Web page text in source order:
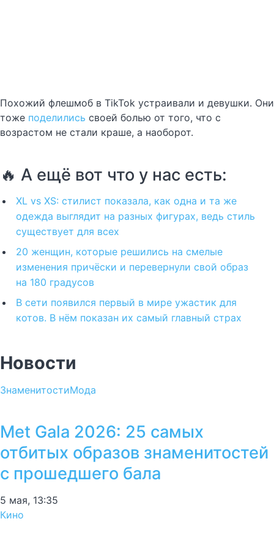
Похожий флешмоб в TikTok устраивали и девушки. Они
тоже поделились своей болью от того, что с
возрастом не стали краше, а наоборот.
🔥 А ещё вот что у нас есть:
XL vs XS: стилист показала, как одна и та же
одежда выглядит на разных фигурах, ведь стиль
существует для всех
20 женщин, которые решились на смелые
изменения причёски и перевернули свой образ
на 180 градусов
В сети появился первый в мире ужастик для
котов. В нём показан их самый главный страх
Новости
ЗнаменитостиМода
Met Gala 2026: 25 самых
отбитых образов знаменитостей
с прошедшего бала
5 мая, 13:35
Кино